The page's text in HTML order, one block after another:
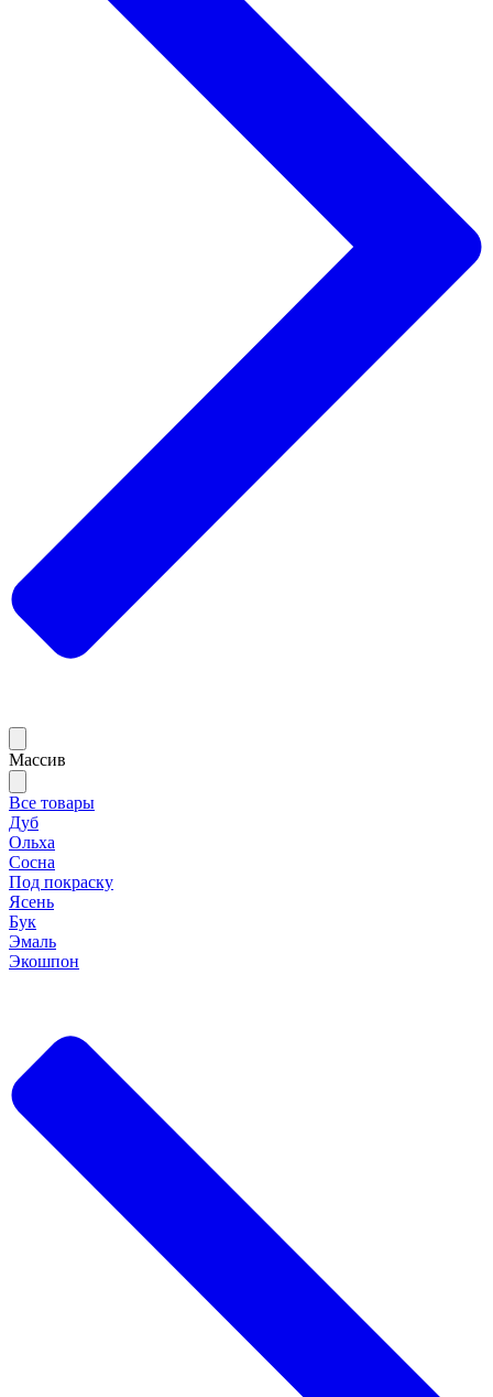
Массив
Все товары
Дуб
Ольха
Сосна
Под покраску
Ясень
Бук
Эмаль
Экошпон